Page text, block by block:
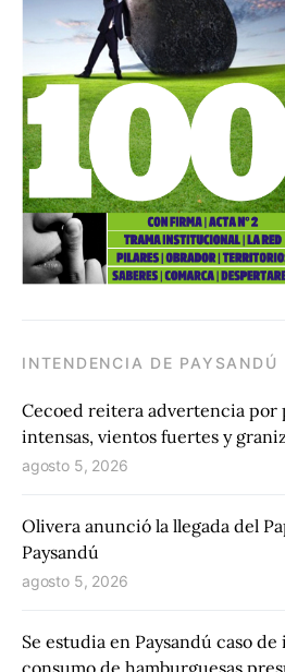
INTENDENCIA DE PAYSANDÚ
Cecoed reitera advertencia por
intensas, vientos fuertes y
agosto 5, 2026
Olivera anunció la llegada del
Paysandú
agosto 5, 2026
Se estudia en Paysandú caso